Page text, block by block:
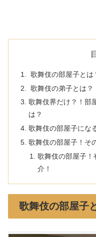
歌舞伎の部屋子とは
歌舞伎の弟子とは？
歌舞伎界だけ？！部
は？
歌舞伎の部屋子にな
歌舞伎の部屋子！そ
歌舞伎の部屋子！
介！
歌舞伎の部屋子